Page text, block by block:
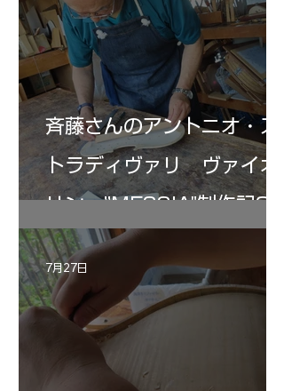
斉藤さんのアントニオ・ス
トラディヴァリ ヴァイオ
リン ”MESSIA"制作記33
7月27日